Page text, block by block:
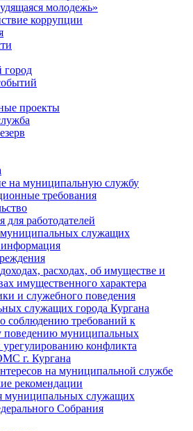
молодежь»
коррупции
город
проекты
на муниципальную службу
требования
работодателей
муниципальных служащих
информация
расходах, об имуществе и
имущественного характера
и служебного поведения
служащих города Кургана
соблюдению требований к
поведению муниципальных
конфликта
г. Кургана
на муниципальной службе
рекомендации
муниципальных служащих
Cобрания